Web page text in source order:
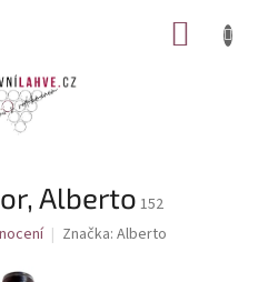
Alberto 152
Značka: Alberto